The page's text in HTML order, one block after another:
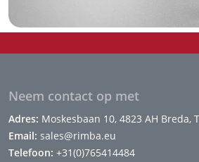
Neem contact op met
Adres: Moskesbaan 10, 4823 AH Breda,
Email: sales@rimba.eu
Telefoon: +31(0)765414484